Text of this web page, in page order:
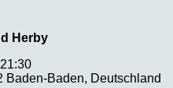
Herby
21:30
Baden-Baden, Deutschland